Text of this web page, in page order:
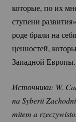
которые, по их
ступени
роде брали на
ценностей,
Западной Европы.
Источники: W.
na Syberii